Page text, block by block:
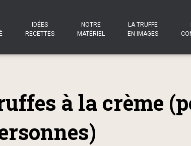
IDÉES
RECETTES
NOTRE
MATÉRIEL
LA TRUFFE
EN IMAGES
à la crème